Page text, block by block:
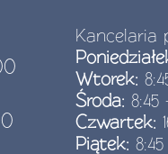
Kancelaria
Wtorek:
Środa: 8:45
Czwartek:
Piątek: